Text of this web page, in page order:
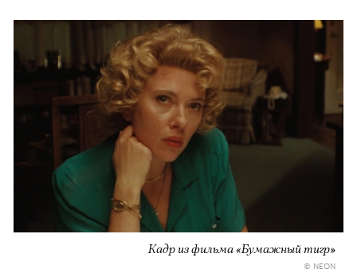
Кадр из фильма «Бумажный тигр»
© NEON